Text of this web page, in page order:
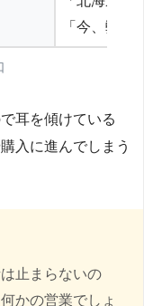
「今、弊
耳を傾けている
入に進んでしまう
止まらないの
かの営業でしょ